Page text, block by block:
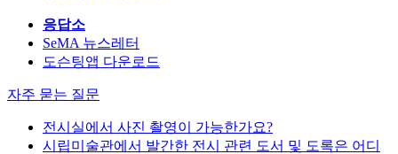
응답소
SeMA 뉴스레터
도슨팅앱 다운로드
자주 묻는 질문
전시실에서 사진 촬영이 가능한가요?
시립미술관에서 발간한 전시 관련 도서 및 도록은 어디